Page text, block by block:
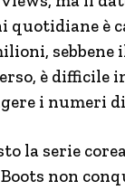
quotidiane è
sebbene
è difficile
i numeri
la serie
non